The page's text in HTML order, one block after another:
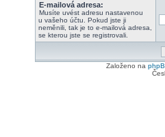
E-mailová adresa:
Musíte uvést adresu nastavenou
u vašeho účtu. Pokud jste ji
neměnili, tak je to e-mailová adresa,
se kterou jste se registrovali.
Založeno na